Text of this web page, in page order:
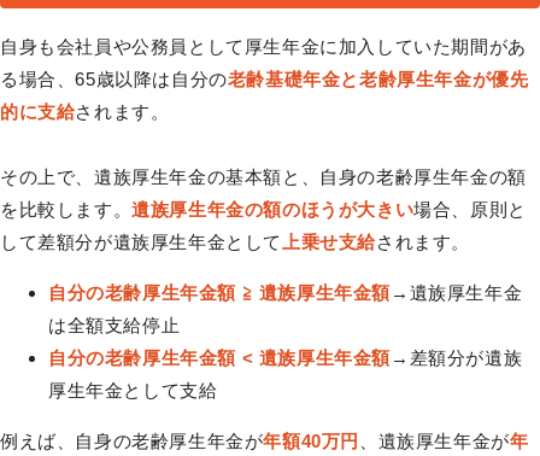
自身も会社員や公務員として厚生年金に加入していた期間があ
る場合、65歳以降は自分の老齢基礎年金と老齢厚生年金が優先
的に支給されます。
その上で、遺族厚生年金の基本額と、自身の老齢厚生年金の額
を比較します。遺族厚生年金の額のほうが大きい場合、原則と
して差額分が遺族厚生年金として
上乗せ支給されます。
自分の老齢厚生年金額 ≧ 遺族厚生年金額→遺族厚生年金
は全額支給停止
自分の老齢厚生年金額 < 遺族厚生年金額→差額分が遺族
厚生年金として支給
例えば、自身の老齢厚生年金が年額40万円 、遺族厚生年金が年